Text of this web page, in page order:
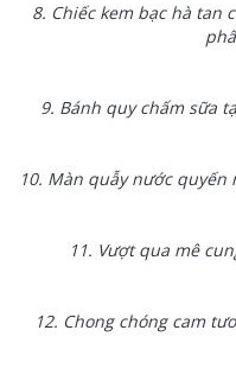
8. Chiếc kem bạc hà tan
9. Bánh quy chấm sữa
10. Màn quẫy nước
11. Vượt qua mê
12. Chong chóng cam